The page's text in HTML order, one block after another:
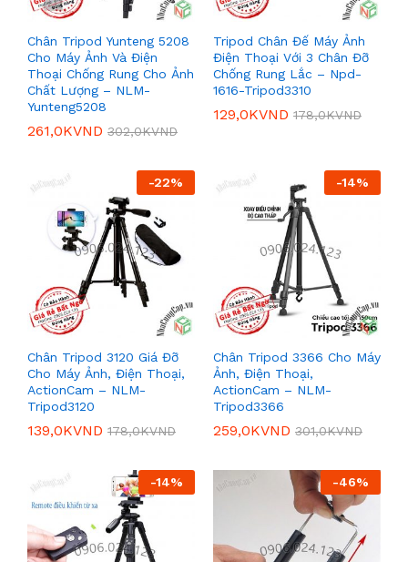
Chân Tripod Yunteng 5208
Cho Máy Ảnh Và Điện
Thoại Chống Rung Cho Ảnh
Chất Lượng – NLM-
Yunteng5208
261,0KVND 302,0KVND
Tripod Chân Đế Máy Ảnh
Điện Thoại Với 3 Chân Đỡ
Chống Rung Lắc – Npd-
1616-Tripod3310
129,0KVND 178,0KVND
-22%
Chân Tripod 3120 Giá Đỡ
Cho Máy Ảnh, Điện Thoại,
ActionCam – NLM-
Tripod3120
139,0KVND 178,0KVND
-14%
Chân Tripod 3366 Cho Máy
Ảnh, Điện Thoại,
ActionCam – NLM-
Tripod3366
259,0KVND 301,0KVND
-14% -46%